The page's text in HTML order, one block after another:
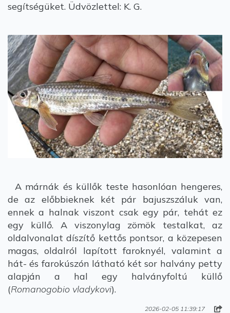
segítségüket. Üdvözlettel: K. G.
A márnák és küllők teste hasonlóan hengeres,
de az előbbieknek két pár bajuszszáluk van,
ennek a halnak viszont csak egy pár, tehát ez
egy küllő. A viszonylag zömök testalkat, az
oldalvonalat díszítő kettős pontsor, a közepesen
magas, oldalról lapított faroknyél, valamint a
hát- és farokúszón látható két sor halvány petty
alapján a hal egy halványfoltú küllő
(Romanogobio vladykovi).
2026-02-05 11:39:17